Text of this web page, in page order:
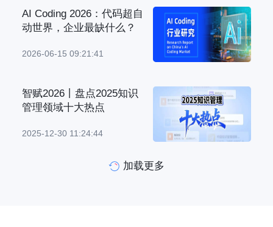
AI Coding 2026：代码超自
动世界，企业最缺什么？
2026-06-15 09:21:41
智赋2026丨盘点2025知识
管理领域十大热点
2025-12-30 11:24:44
加载更多